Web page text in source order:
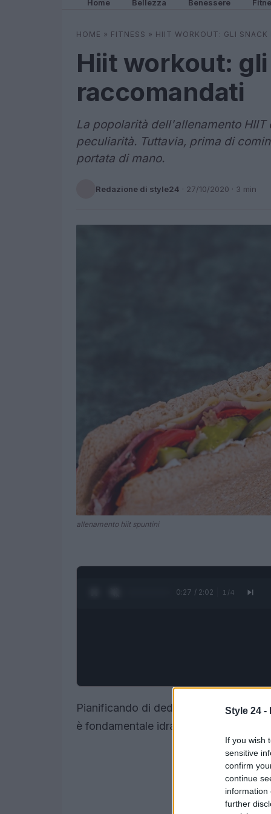
Style 24 -
If you wish
sensitive
confirm
continue
information
further
Home Bellezza Benessere
HOME » FITNESS » HIIT WORKOUT: GLI SNACK
Hiit workout:
raccomandati
La popolarità dell'allenamento
peculiarità. Tuttavia, prima di
portata di mano.
Redazione di style24 · 27/10/2020 · 3 min
allenamento hiit spuntini
0:28 / 2:02 1 /4
Pianificando di dedicarti a un training
è fondamentale idratarsi